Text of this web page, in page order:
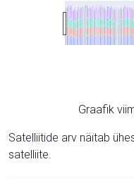
Graafik
Satelliitide arv näitab
satelliite.